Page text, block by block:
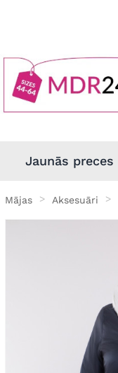
Jaunās preces
Mājas Aksesuāri